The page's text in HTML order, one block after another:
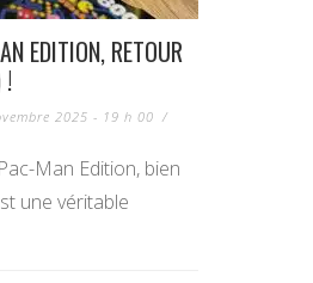
EDITION, RETOUR
!
2025 - 19 h 00 /
Man Edition, bien
une véritable